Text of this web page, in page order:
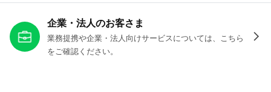
企業・法人のお客さま
業務提携や企業・法人向けサービスについては、こちら
をご確認ください。